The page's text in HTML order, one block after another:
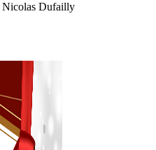
Nicolas Dufailly